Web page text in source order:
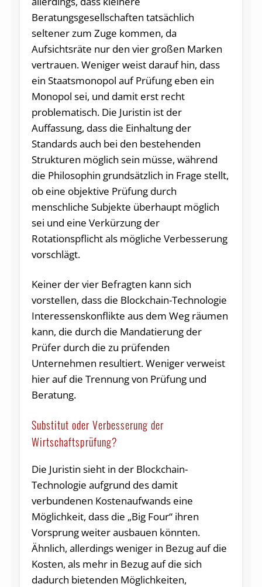
Beratungsgesellschaften tatsächlich
seltener zum Zuge kommen, da
Aufsichtsräte nur den vier großen Marken
vertrauen. Weniger weist darauf hin, dass
ein Staatsmonopol auf Prüfung eben ein
Monopol sei, und damit erst recht
problematisch. Die Juristin ist der
Auffassung, dass die Einhaltung der
Standards auch bei den bestehenden
Strukturen möglich sein müsse, während
die Philosophin grundsätzlich in Frage stellt,
ob eine objektive Prüfung durch
menschliche Subjekte überhaupt möglich
sei und eine Verkürzung der
Rotationspflicht als mögliche Verbesserung
vorschlägt.
Keiner der vier Befragten kann sich
vorstellen, dass die Blockchain-Technologie
Interessenskonflikte aus dem Weg räumen
kann, die durch die Mandatierung der
Prüfer durch die zu prüfenden
Unternehmen resultiert. Weniger verweist
hier auf die Trennung von Prüfung und
Beratung.
Substitut oder Verbesserung der
Wirtschaftsprüfung?
Die Juristin sieht in der Blockchain-
Technologie aufgrund des damit
verbundenen Kostenaufwands eine
Möglichkeit, dass die „Big Four“ ihren
Vorsprung weiter ausbauen könnten.
Ähnlich, allerdings weniger in Bezug auf die
Kosten, als mehr in Bezug auf die sich
dadurch bietenden Möglichkeiten,